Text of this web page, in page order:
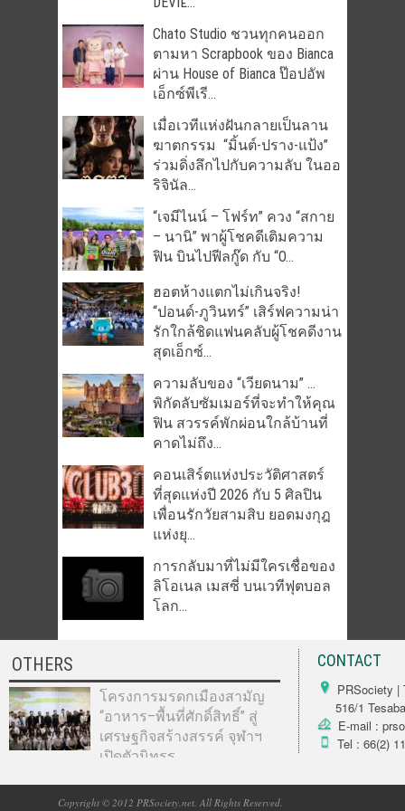
Chato Studio ชวนทุกคนออก
ตามหา Scrapbook ของ Bianca
ผ่าน House of Bianca ป๊อปอัพ
เอ็กซ์พีเรี...
เมื่อเวทีแห่งฝันกลายเป็นลาน
ฆาตกรรม “มิ้นต์-ปราง-แป้ง”
ร่วมดิ่งลึกไปกับความลับ ในออ
ริจินัล...
“เจมีไนน์ – โฟร์ท” ควง “สกาย
– นานิ” พาผู้โชคดีเติมความ
ฟิน บินไปฟีลกู๊ด กับ “O...
ฮอตห้างแตกไม่เกินจริง!
“ปอนด์-ภูวินทร์” เสิร์ฟความน่า
รักใกล้ชิดแฟนคลับผู้โชคดีงาน
สุดเอ็กซ์...
ความลับของ “เวียดนาม” …
พิกัดลับซัมเมอร์ที่จะทำให้คุณ
ฟิน สวรรค์พักผ่อนใกล้บ้านที่
คาดไม่ถึง...
คอนเสิร์ตแห่งประวัติศาสตร์
ที่สุดแห่งปี 2026 กับ 5 ศิลปิน
เพื่อนรักวัยสามสิบ ยอดมงกุฎ
แห่งยุ...
การกลับมาที่ไม่มีใครเชื่อของ
ลิโอเนล เมสซี่ บนเวทีฟุตบอล
โลก...
OTHERS
โครงการมรดกเมืองสามัญ
“อาหาร–พื้นที่ศักดิ์สิทธิ์” สู่
เศรษฐกิจสร้างสรรค์ จุฬาฯ
เปิดตัวนิทรร...
CONTACT
PRSociety |
516/1
E-mail :
Tel : 66(2)
Copyright © 2012 PRSociety.net. All Rights Reserved.